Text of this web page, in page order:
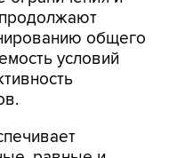
общего
условий